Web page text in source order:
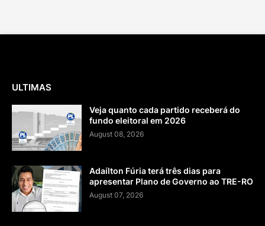
ULTIMAS
Veja quanto cada partido receberá do
fundo eleitoral em 2026
August 08, 2026
Adaílton Fúria terá três dias para
apresentar Plano de Governo ao TRE-RO
August 07, 2026